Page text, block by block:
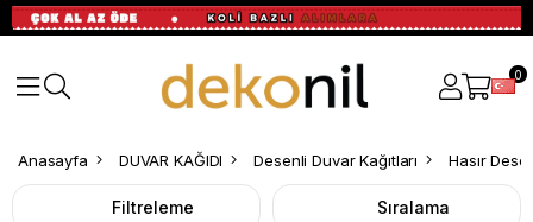
0
Anasayfa DUVAR KAĞIDI Desenli Duvar Kağıtları Hasır
Filtreleme Sıralama
Hasır
Desenli